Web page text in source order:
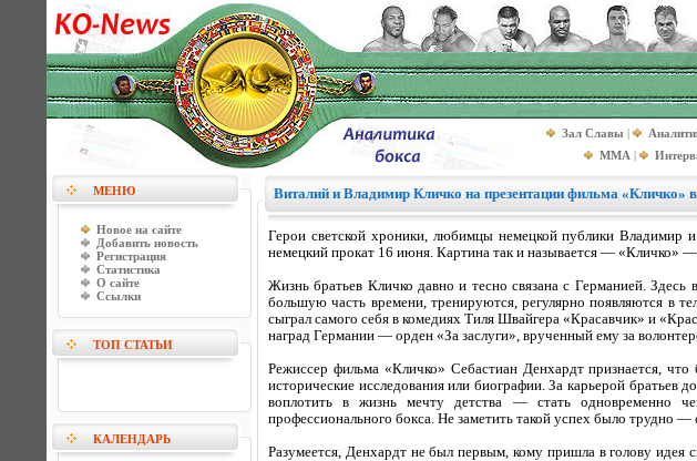
Зал Славы |
MMA |
МЕНЮ
Новое на сайте
Добавить новость
Регистрация
Статистика
О сайте
Ссылки
ТОП СТАТЬИ
КАЛЕНДАРЬ
Виталий и Владимир Кличко на презентации фильма «Кличко»
Герои светской хроники, любимцы немецкой публики Владимир
немецкий прокат 16 июня. Картина так и называется — «Кличко»
Жизнь братьев Кличко давно и тесно связана с Германией.
большую часть времени, тренируются, регулярно появляются в
сыграл самого себя в комедиях Тиля Швайгера «Красавчик» и
наград Германии — орден «За заслуги», врученный ему за
Режиссер фильма «Кличко» Себастиан Денхардт признается,
исторические исследования или биографии. За карьерой братьев
воплотить в жизнь мечту детства — стать одновременно
профессионального бокса. Не заметить такой успех было трудно —
Разумеется, Денхардт не был первым, кому пришла в голову